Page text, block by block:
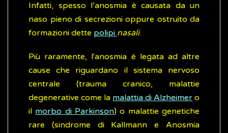
Infatti, spesso l’anosmia è causata da un
naso pieno di secrezioni oppure ostruito da
formazioni dette polipi nasali.
Più raramente, l'anosmia è legata ad altre
cause che riguardano il sistema nervoso
centrale (trauma cranico, malattie
degenerative come la malattia di Alzheimer o
il morbo di Parkinson) o malattie genetiche
rare (sindrome di Kallmann e Anosmia